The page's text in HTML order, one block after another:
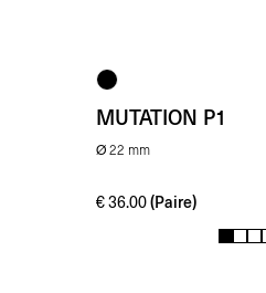
MUTATION P1
Ø 22 mm
€36.00 (Paire)
1 2 3